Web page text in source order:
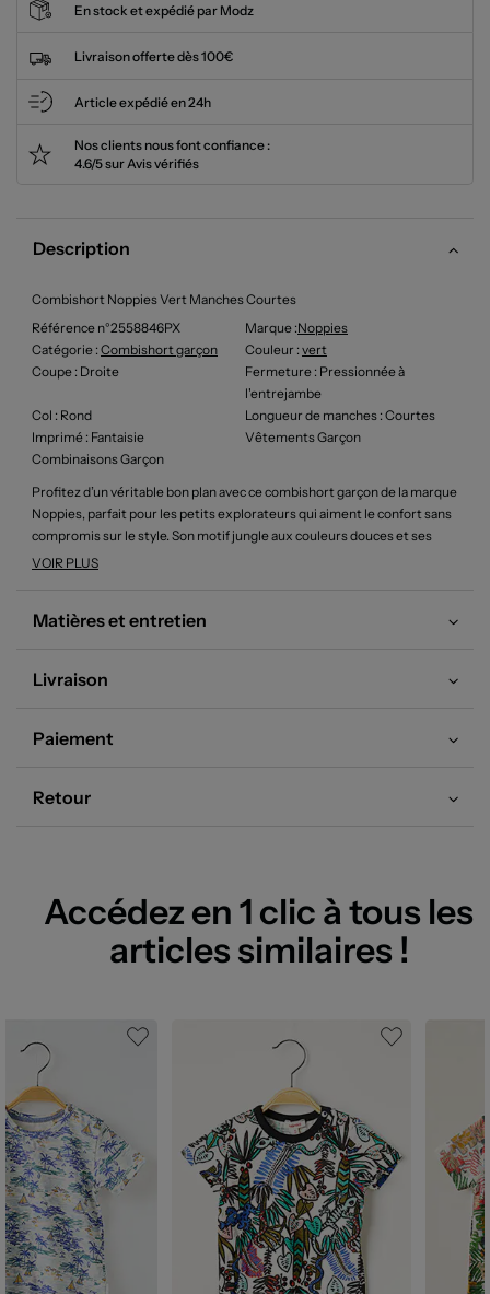
En stock et expédié par Modz
Livraison offerte dès 100€
Article expédié en 24h
Nos clients nous font confiance :
4.6/5 sur Avis vérifiés
Description
Combishort Noppies Vert Manches Courtes
Référence n°2558846PX
Marque :Noppies
Catégorie : Combishort garçon Couleur : vert
Coupe : Droite Fermeture : Pressionnée à
l'entrejambe
Col : Rond Longueur de manches : Courtes
Imprimé : Fantaisie
Vêtements Garçon
Combinaisons Garçon
Profitez d’un véritable bon plan avec ce combishort garçon de la marque
Noppies, parfait pour les petits explorateurs qui aiment le confort sans
compromis sur le style. Son motif jungle aux couleurs douces et ses
détails soignés garantissent une allure tendance et décontractée à tout
vous ruiner.
VOIR PLUS
Matières et entretien
Livraison
Paiement
Retour
Accédez en 1 clic à tous les
articles similaires !